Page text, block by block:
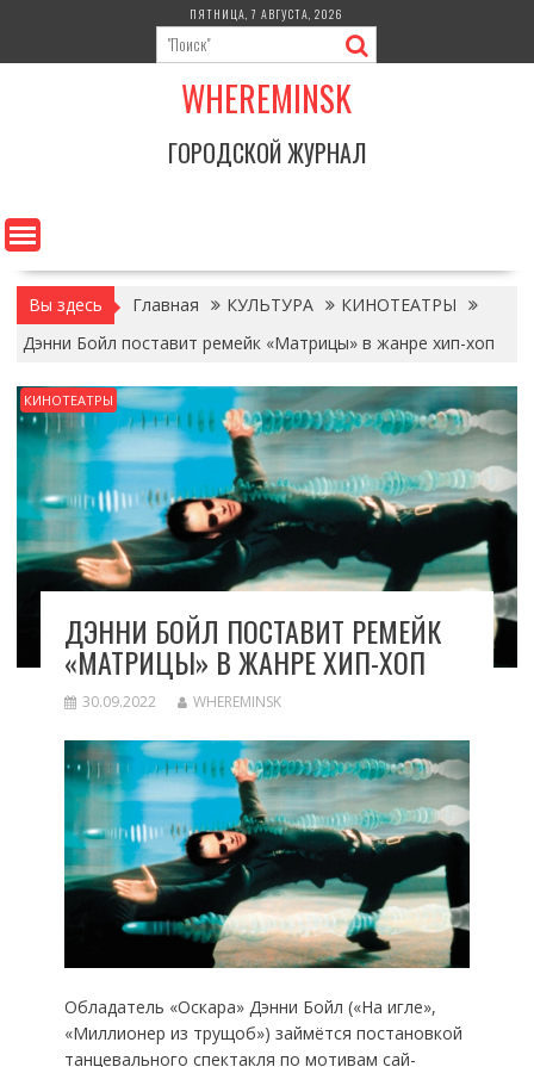
содержимому
ПЯТНИЦА, 7 АВГУСТА, 2026
WHEREMINSK
ГОРОДСКОЙ ЖУРНАЛ
Вы здесь Главная КУЛЬТУРА
КИНОТЕАТРЫ
Дэнни Бойл поставит ремейк «Матрицы» в жанре хип-хоп
КИНОТЕАТРЫ
ДЭННИ БОЙЛ ПОСТАВИТ РЕМЕЙК
«МАТРИЦЫ» В ЖАНРЕ ХИП-ХОП
30.09.2022 WHEREMINSK
Обладатель «Оскара» Дэнни Бойл («На игле»,
«Миллионер из трущоб») займётся постановкой
танцевального спектакля по мотивам сай-